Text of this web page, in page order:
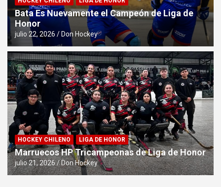
Bata Es Nuevamente el Campeón de Liga de
Honor
julio 22, 2026 Don Hockey
HOCKEY CHILENO LIGA DE HONOR
Marruecos HP Tricampeonas de Liga de Honor
julio 21, 2026 Don Hockey